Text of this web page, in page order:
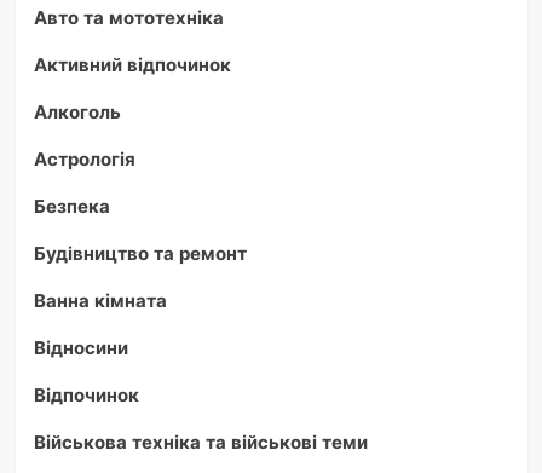
Авто та мототехніка
Активний відпочинок
Алкоголь
Астрологія
Безпека
Будівництво та ремонт
Ванна кімната
Відносини
Відпочинок
Військова техніка та військові теми